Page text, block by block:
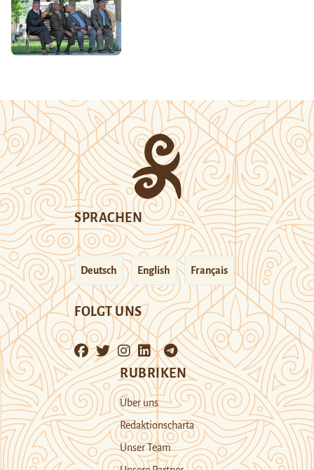
SPRACHEN
Deutsch English Français
FOLGT UNS
RUBRIKEN
Über uns
Redaktionscharta
Unser Team